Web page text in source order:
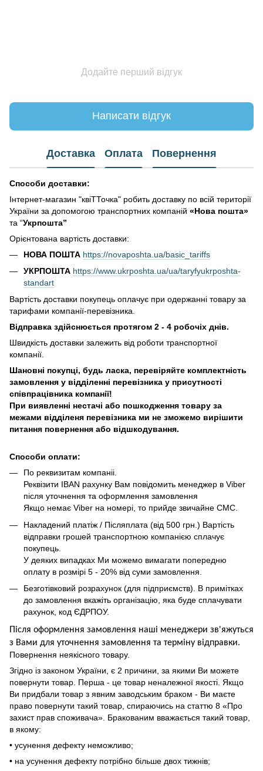
Додайте перший відгук
Написати відгук
Доставка Оплата Повернення
Способи доставки:
Інтернет-магазин "квіТТочка" робить доставку по всій території
України за допомогою транспортних компаній «Нова пошта»
та “Укрпошта”
Орієнтована вартість доставки:
НОВА ПОШТА https://novaposhta.ua/basic_tariffs
УКРПОШТА https://www.ukrposhta.ua/ua/taryfyukrposhta-
standart
Вартість доставки покупець оплачує при одержанні товару за
тарифами компанії-перевізника.
Відправка здійснюється протягом 2 - 4 робочіх днів.
Швидкість доставки залежить від роботи транспортної
компанії.
Шановні покупці, будь ласка, перевіряйте комплектність
замовлення у відділенні перевізника у присутності
співпрацівника компанії!
При виявленні нестачі або пошкодження товару за
межами відділеня перевізника ми не зможемо вирішити
питання повернення або відшкодування.
Способи оплати:
По реквизитам компаніі.
Реквізити IBAN рахунку Вам повідомить менеджер в Viber
після уточнення та оформлення замовлення
Якщо немає Viber на номері, то прийде звичайне СМС.
Накладений платіж / Післяплата (від 500 грн.) Вартість
відправки грошей транспортною компанією сплачує
покупець.
У деяких випадках Ми можемо вимагати попередню
оплату в розмірі 5 - 20% від суми замовлення.
Безготівковий розрахунок (для підприємств). В примітках
до замовлення вкажіть організацію, яка буде сплачувати
рахунок, код ЄДРПОУ.
Після оформлення замовлення наші менеджери зв'яжуться
з Вами для уточнення замовлення та терміну відправки.
Повернення неякісного товару.
Згідно із законом України, є 2 причини, за якими Ви можете
повернути товар. Перша - це товар неналежної якості. Якщо
Ви придбали товар з явним заводським браком - Ви маєте
право повернути такий товар, спираючись на статтю 8 «Про
захист прав споживача». Бракованим вважається такий товар,
в якому:
• усунення дефекту неможливо;
• на усунення дефекту потрібно більше двох тижнів;